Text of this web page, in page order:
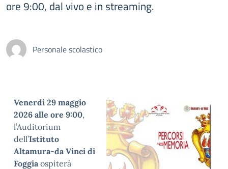
ore 9:00, dal vivo e in streaming.
Personale scolastico
Venerdì 29 maggio
2026 alle ore 9:00,
l’Auditorium
dell’Istituto
Altamura-da Vinci di
Foggiaospiterà